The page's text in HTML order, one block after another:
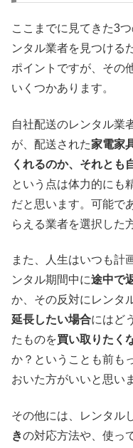
ここまでに見てきた3
ンタル業者を見つける
ポイントですが、その
いくつかあります。
自社配送のレンタル業
が、配送された家電家
くれるのか、それとも
という点は体力的にも
だと思います。可能で
らえる業者を選択した
また、人生はいつも計
ンタル期間中に途中で
か、その反対にレンタ
延長したい場合にはど
たものを買い取りたく
か？ということも前も
おいた方がいいと思い
その他には、レンタル
きの対応方法や、使っ